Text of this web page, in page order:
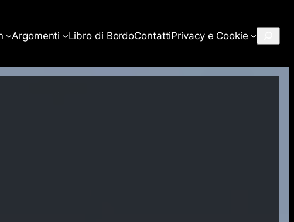
Argomenti Libro di BordoContattiPrivacy e Cookie